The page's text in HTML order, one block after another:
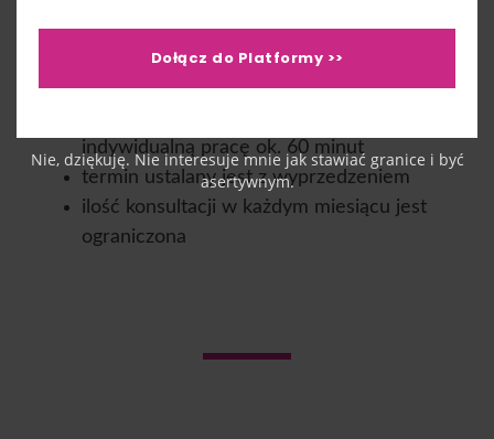
To usługa indywidualna, dlatego:
indywidualną pracę ok. 60 minut
termin ustalany jest z wyprzedzeniem
ilość konsultacji w każdym miesiącu jest
ograniczona
Dołącz do Platformy >>
Nie, dziękuję. Nie interesuje mnie jak stawiać granice i być
asertywnym.